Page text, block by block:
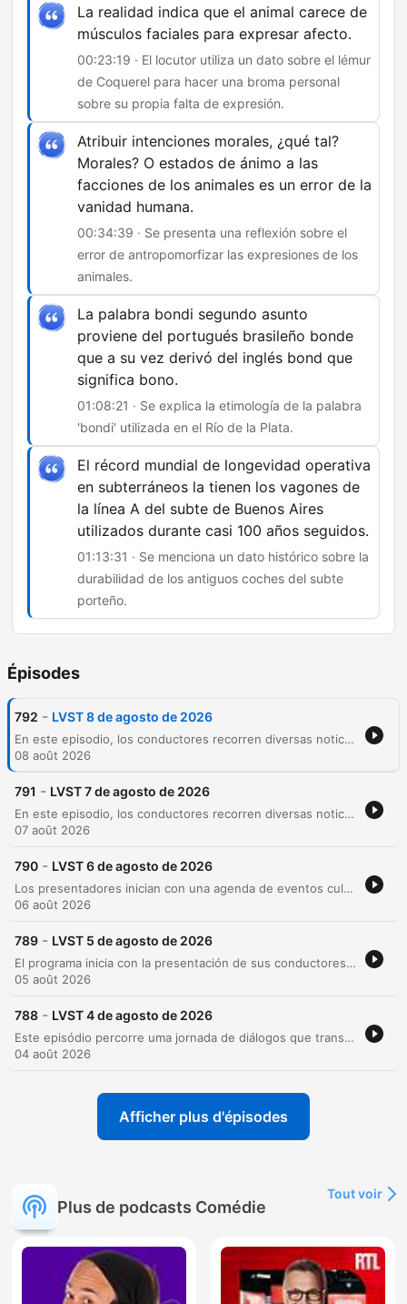
La realidad indica que el animal carece de
músculos faciales para expresar afecto.
00:23:19 · El locutor utiliza un dato sobre el lémur
de Coquerel para hacer una broma personal
sobre su propia falta de expresión.
Atribuir intenciones morales, ¿qué tal?
Morales? O estados de ánimo a las
facciones de los animales es un error de la
vanidad humana.
00:34:39 · Se presenta una reflexión sobre el
error de antropomorfizar las expresiones de los
animales.
La palabra bondi segundo asunto
proviene del portugués brasileño bonde
que a su vez derivó del inglés bond que
significa bono.
01:08:21 · Se explica la etimología de la palabra
'bondi' utilizada en el Río de la Plata.
El récord mundial de longevidad operativa
en subterráneos la tienen los vagones de
la línea A del subte de Buenos Aires
utilizados durante casi 100 años seguidos.
01:13:31 · Se menciona un dato histórico sobre la
durabilidad de los antiguos coches del subte
porteño.
Épisodes
792 - LVST 8 de agosto de 2026
En este episodio, los conductores recorren diversas noticias culturales, desde conciertos de la banda Nube 9 y el show de Karina Berlegui, hasta el lanzamiento del nuevo libro de cuentos de Patricio Barton. La conversación explora la etología a través de animales con apariencias amenazantes pero temperamentos pacíficos, reflexiones sobre la antropomorfización y la ética humana. El programa concluye con la lectura de mensajes de la audiencia y un viaje por la leyenda del Preste Juan, finalizando con un juego de datos curiosos sobre el transporte público.
08 août 2026
791 - LVST 7 de agosto de 2026
En este episodio, los conductores recorren diversas noticias culturales, desde el 25 aniversario de la banda Nube 9 y las protestas por el Coro Nacional de Niños, hasta una reseña histórica sobre la Real Academia Española. A través de un tono humorístico, se analizan las normas de etiqueta en la mesa según el doctor Cambón, abordando desde el uso del celular hasta el manejo de cubiertos. El programa concluye con reflexiones sobre qué secretos ocultar en una primera cita y una charla surrealista sobre espionaje.
07 août 2026
790 - LVST 6 de agosto de 2026
Los presentadores inician con una agenda de eventos culturales y un análisis humorístico sobre hábitos de higiene personal, abordando desde el cuidado del cabello hasta la limpieza de pies y anteojos. La charla transita hacia temas históricos, explorando las catástrofes del año 536, para finalizar con un repaso por los peligros laborales en la construcción y la interacción con la audiencia.
06 août 2026
789 - LVST 5 de agosto de 2026
El programa inicia con la presentación de sus conductores y el anuncio de próximos eventos culturales en La Trastienda, el Teatro Helios y el Antel Arena. A través de un tono humorístico, se explora el desafío que representa para los habitantes de la ciudad participar en festivales de doma, analizando desde el reglamento y la vestimenta hasta las tradiciones del mate y el entrenamiento. Posteriormente, el episodio aborda un debate histórico sobre la verdadera autoría de las obras de William Shakespeare, examinando diversas teorías conspirativas. El programa concluye con una sección de interacción con los oyentes y una parodia cómica sobre las complicaciones y situaciones estresantes de los viajes familiares en automóvil.
05 août 2026
788 - LVST 4 de agosto de 2026
Este episódio percorre uma jornada de diálogos que transitam entre o surrealismo cômico e a nostalgia histórica. A conversa inicia com discussões absurdas sobre a escolha de carnes para churrascos, abordando desde critérios bizarros de seleção até dietas alternativas inusitadas. A narrativa evolui para memórias de confeitaria artesanal e técnicas de cultivo, antes de mergulhar na exploração histórica da poesia na China durante a dinastia Tang, focando na vida do poeta Li Po. O episódio encerra com reflexões sobre segurança doméstica, manutenção de portas e memórias pessoais sobre consultórios de psicanálise e trajetórias de vida.
04 août 2026
Afficher plus d'épisodes
Plus de podcasts Comédie
Tout voir